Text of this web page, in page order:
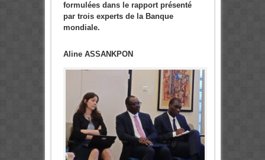
formulées dans le rapport présenté
par trois experts de la Banque
mondiale.
Aline ASSANKPON